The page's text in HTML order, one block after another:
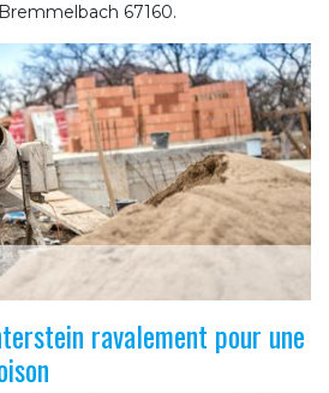
67160.
ravalement pour une